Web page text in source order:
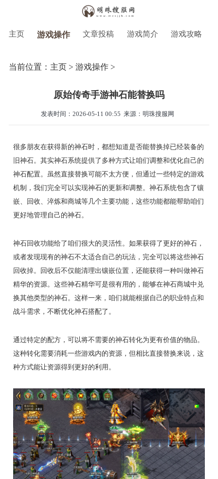
主页 游戏操作 文章投稿 游戏简介 游戏攻略
当前位置： 主页 > 游戏操作>
原始传奇手游神石能替换吗
发表时间：2026-05-11 00:55 来源：明珠搜服网
很多朋友在获得新的神石时，都想知道是否能替换掉已经装备的
旧神石。其实神石系统提供了多种方式让咱们调整和优化自己的
神石配置。虽然直接替换可能不太方便，但通过一些特定的游戏
机制，我们完全可以实现神石的更新和调整。神石系统包含了镶
嵌、回收、淬炼和商城等几个主要功能，这些功能都能帮助咱们
更好地管理自己的神石。
神石回收功能给了咱们很大的灵活性。如果获得了更好的神石，
或者发现现有的神石不太适合自己的玩法，完全可以将这些神石
回收掉。回收后不仅能清理出镶嵌位置，还能获得一种叫做神石
精华的资源。这些神石精华可是很有用的，能够在神石商城中兑
换其他类型的神石。这样一来，咱们就能根据自己的职业特点和
战斗需求，不断优化神石搭配了。
通过特定的配方，可以将不需要的神石转化为更有价值的物品。
这种转化需要消耗一些游戏内的资源，但相比直接替换来说，这
种方式能让资源得到更好的利用。